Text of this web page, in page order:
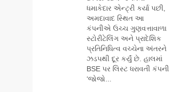
ધમાકેદાર એન્ટ્રી કર્યા પછી,
અમદાવાદ સ્થિત આ
કંપનીએ ઉચ્ચ ગુણવત્તાવાળા
સ્ટોરીટેલિંગ અને પ્રાદેશિક
પ્રતિનિધિત્વ વચ્ચેના અંતરને
ઝડપથી દૂર કર્યું છે. હાલમાં
BSE પર લિસ્ટ ધરાવતી કંપની
‘જોજો...
વિદ્યાર્થીઓનું
સન્માન કરે છે
શહેરોમાં રિટેલ સ્ટોર્સ
અને ગીર ગાયના
વૈદિક વલોણા ઘી-
દૂધની શુદ્ધ સેવાઓ
સાથે વ્યાપક
વિસ્તરણ
BUSINESS
‘ગેટ સેટ ગો’ નું
પાવર-પેક્ડ ટ્રેલર
લોન્ચ: 7 ઓગસ્ટે
રિલીઝ થઈ રહેલ
ENTERTAINMENT